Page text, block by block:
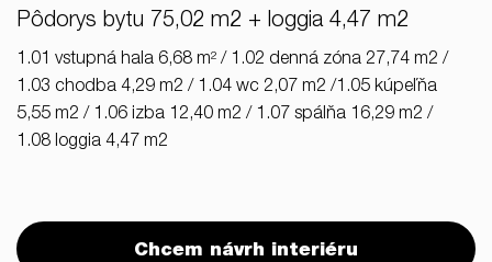
Pôdorys bytu 75,02 m2 + loggia 4,47 m2
1.01 vstupná hala 6,68 m² / 1.02 denná zóna 27,74 m2 /
1.03 chodba 4,29 m2 / 1.04 wc 2,07 m2 /1.05 kúpeľňa
5,55 m2 / 1.06 izba 12,40 m2 / 1.07 spálňa 16,29 m2 /
1.08 loggia 4,47 m2
Chcem návrh interiéru